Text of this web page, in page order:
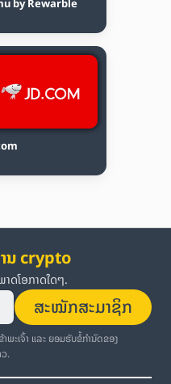
ນ crypto
ດໂອກາດໃດໆ.
ສະໝັກສະມາຊິກ
ພະເຈົ້າ ແລະ ຍອມຮັບຂໍ້ກຳນົດຂອງ
.